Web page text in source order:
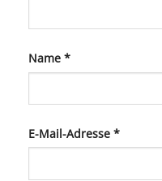
Name *
E-Mail-Adresse *